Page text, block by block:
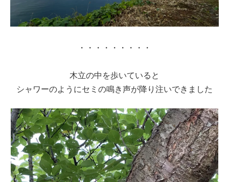
・・・・・・・・・
木立の中を歩いていると
シャワーのようにセミの鳴き声が降り注いできました